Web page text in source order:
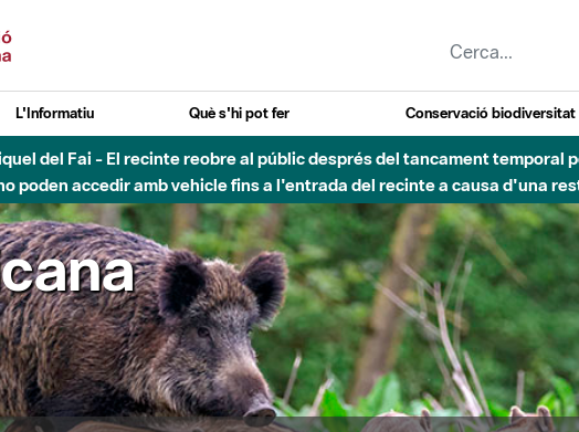
L'Informatiu Què s'hi pot fer Conservació biodiversitat
del Fai - El recinte reobre al públic després del tancament temporal
poden accedir amb vehicle fins a l'entrada del recinte a causa d'una